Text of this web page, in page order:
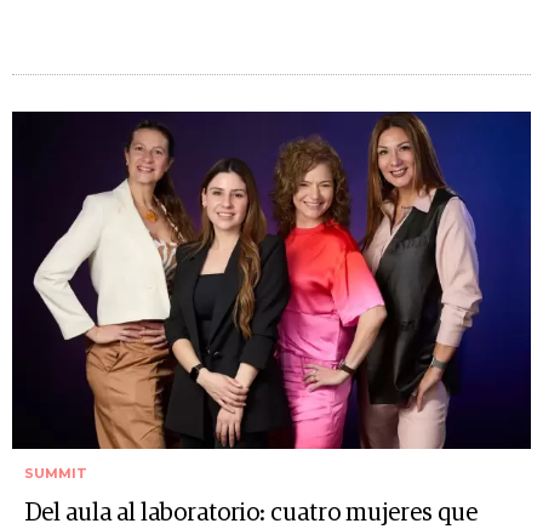
SUMMIT
Del aula al laboratorio: cuatro mujeres que